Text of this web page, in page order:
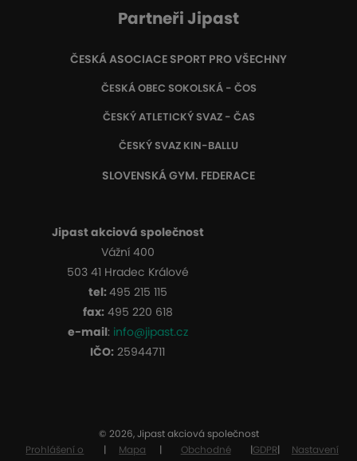
Partneři Jipast
ČESKÁ ASOCIACE SPORT PRO VŠECHNY
ČESKÁ OBEC SOKOLSKÁ - ČOS
ČESKÝ ATLETICKÝ SVAZ - ČAS
ČESKÝ SVAZ KIN-BALLU
SLOVENSKÁ GYM. FEDERACE
Jipast akciová společnost
Vážní 400
503 41 Hradec Králové
tel:495 215 115
fax:495 220 618
e-mail: info@jipast.cz
IČO: 25944711
© 2026, Jipast akciová společnost
Prohlášení o
|
Mapa
|
Obchodné
|GDPR|
Nastavení